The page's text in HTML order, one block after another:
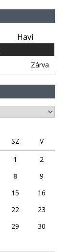
Havi
Zárva
SZ
V
1
2
8
9
15
16
22
23
29
30